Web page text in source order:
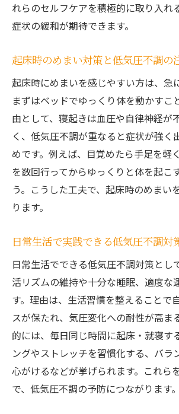
れらのセルフケアを積極的に取り入れ
症状の緩和が期待できます。
起床時のめまい対策と低気圧不調の
起床時にめまいを感じやすい方は、急
まずはベッドでゆっくり体を動かすこ
由として、寝起きは血圧や自律神経が
く、低気圧不調が重なると症状が強く
めです。例えば、目覚めたら手足を軽
を数回行ってからゆっくりと体を起こ
う。こうした工夫で、起床時のめまい
ります。
日常生活で実践できる低気圧不調対
日常生活でできる低気圧不調対策とし
活リズムの維持や十分な睡眠、適度な
す。理由は、生活習慣を整えることで
スが保たれ、気圧変化への耐性が高ま
的には、毎日同じ時間に起床・就寝す
ングやストレッチを習慣化する、バラ
心がけるなどが挙げられます。これら
で、低気圧不調の予防につながります。